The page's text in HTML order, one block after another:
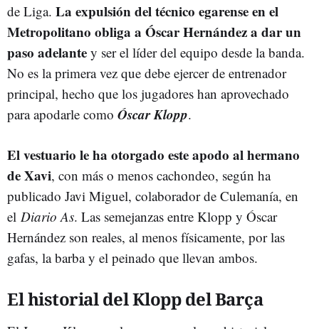
de Liga. La expulsión del técnico egarense en el
Metropolitano obliga a Óscar Hernández a dar un
paso adelante y ser el líder del equipo desde la banda.
No es la primera vez que debe ejercer de entrenador
principal, hecho que los jugadores han aprovechado
para apodarle como Óscar Klopp.
El vestuario le ha otorgado este apodo al hermano
de Xavi, con más o menos cachondeo, según ha
publicado Javi Miguel, colaborador de Culemanía, en
el Diario As. Las semejanzas entre Klopp y Óscar
Hernández son reales, al menos físicamente, por las
gafas, la barba y el peinado que llevan ambos.
El historial del Klopp del Barça